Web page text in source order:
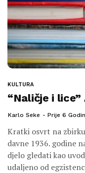
KULTURA
“Naličje i
Karlo Seke Prije 6
Kratki osvrt na
davne 1936. godine
djelo gledati kao
udaljeno od